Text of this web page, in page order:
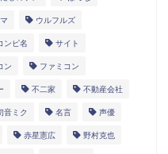
ウルフルズ
ンピ名 サイト
ン ファミコン
不二家 不動産会社
音ミク 名言 声優
赤星憲広 野村克也